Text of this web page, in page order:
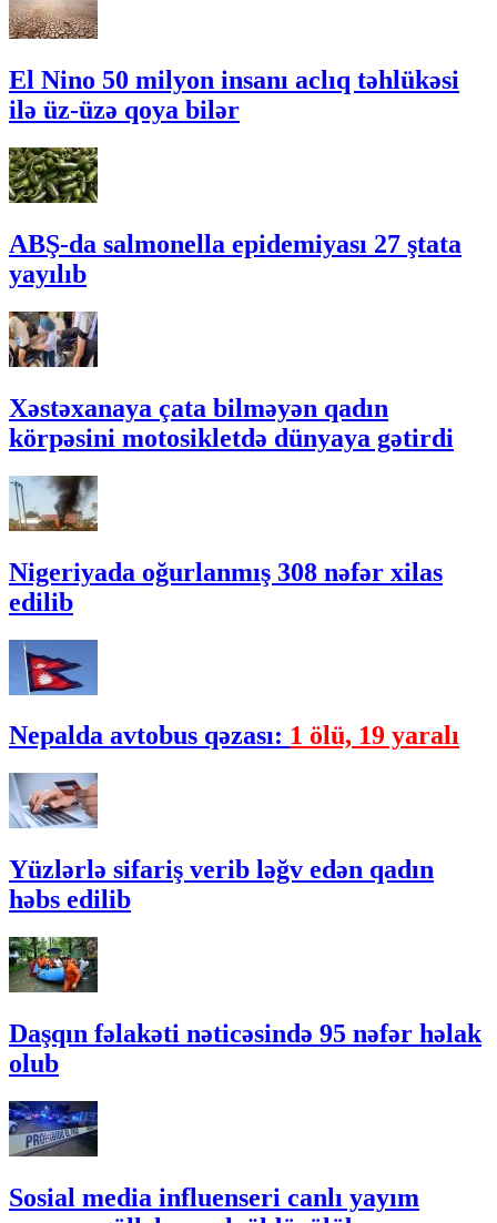
El Nino 50 milyon insanı aclıq təhlükəsi
ilə üz-üzə qoya bilər
ABŞ-da salmonella epidemiyası 27 ştata
yayılıb
Xəstəxanaya çata bilməyən qadın
körpəsini motosikletdə dünyaya gətirdi
Nigeriyada oğurlanmış 308 nəfər xilas
edilib
Nepalda avtobus qəzası: 1 ölü, 19 yaralı
Yüzlərlə sifariş verib ləğv edən qadın
həbs edilib
Daşqın fəlakəti nəticəsində 95 nəfər həlak
olub
Sosial media influenseri canlı yayım